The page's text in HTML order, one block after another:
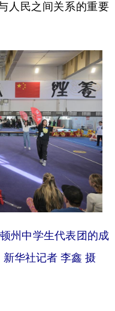
人民之间关系的重要
州中学生代表团的成
新华社记者 李鑫 摄